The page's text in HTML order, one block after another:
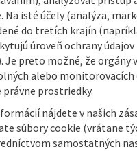
wide meadows and
again, small views invite
or ...
Na isté účely (analýza,
do tretích krajín
úroveň ochrany
Je preto možné, že orgány
alebo monitorovacích
právne prostriedky.
nájdete v našich
súbory cookie (vrátane
samostatných